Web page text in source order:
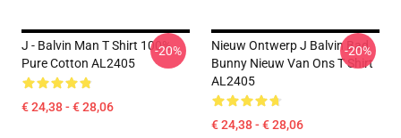
J - Balvin Man T Shirt 100%
Pure Cotton AL2405
€ 24,38 - € 28,06
-20%
Nieuw Ontwerp J Balvin Bad
Bunny Nieuw Van Ons T Shirt
AL2405
€ 24,38 - € 28,06
-20%